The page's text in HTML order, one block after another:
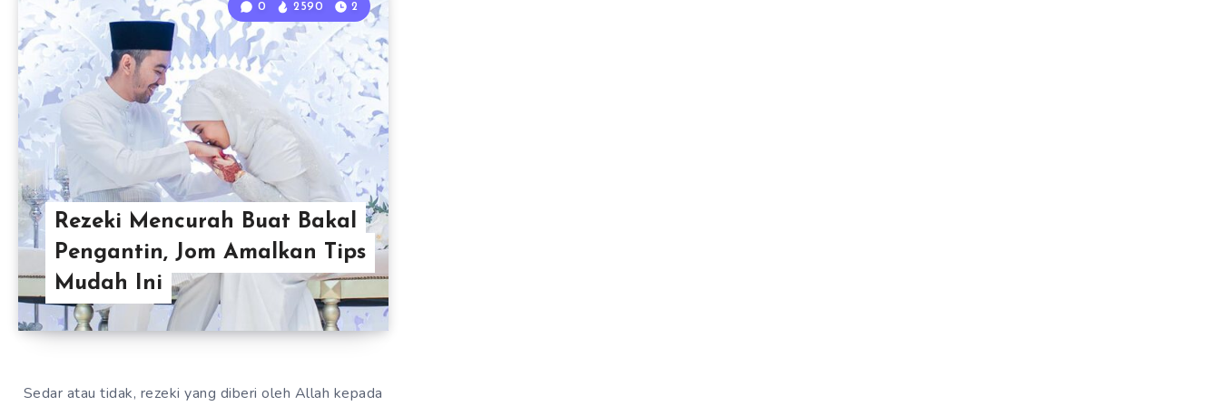
Rezeki Mencurah Buat Bakal
Pengantin, Jom Amalkan Tips
Mudah Ini
0 2590 2
Sedar atau tidak, rezeki yang diberi oleh Allah kepada